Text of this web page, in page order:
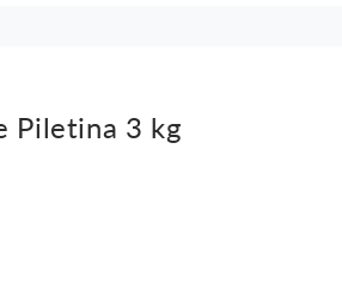
Piletina 3 kg